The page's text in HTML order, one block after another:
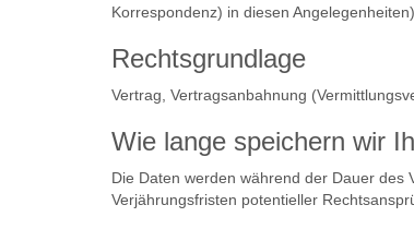
Korrespondenz) in diesen Angelegenheiten)
Rechtsgrundlage
Vertrag, Vertragsanbahnung
Wie lange speichern wir
Die Daten werden während der Dauer des
Verjährungsfristen potentieller